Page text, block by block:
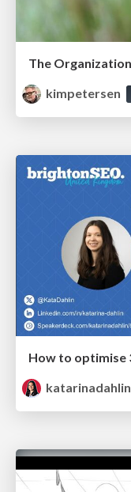
kimpetersen
katarinadahlin